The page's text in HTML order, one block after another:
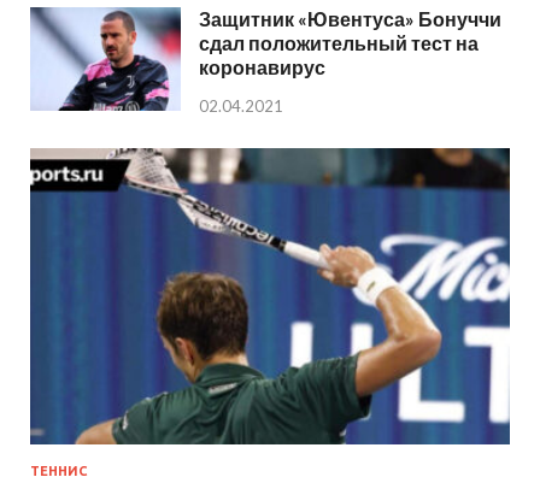
Защитник «Ювентуса» Бонуччи
сдал положительный тест на
коронавирус
02.04.2021
ТЕННИС